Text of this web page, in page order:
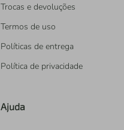
Trocas e devoluções
Termos de uso
Políticas de entrega
Política de privacidade
Ajuda